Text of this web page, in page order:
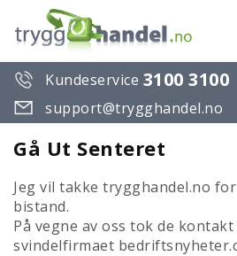
Kundeservice 3100 3100
support@trygghandel.no
Gå Ut Senteret
Jeg vil takke trygghandel.no
bistand.
På vegne av oss tok de
svindelfirmaet